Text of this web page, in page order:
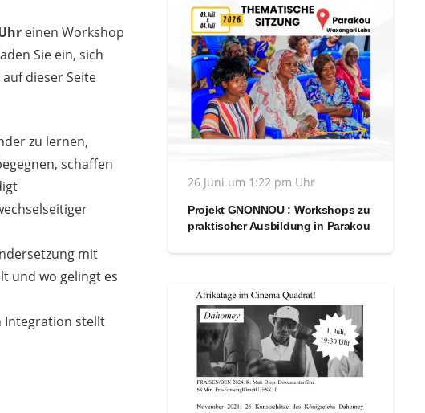
einen Workshop
Sie ein, sich
dieser Seite
zu lernen,
schaffen
mit
und wo gelingt es
Integration stellt
26 Juni um 1:22 pm Uhr
Projekt GNONNOU : Workshops zu
praktischer Ausbildung in Parakou